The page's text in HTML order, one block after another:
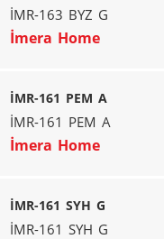
İMR-163 BYZ G
İmera Home
İMR-161 PEM A
İMR-161 PEM A
İmera Home
İMR-161 SYH G
İMR-161 SYH G